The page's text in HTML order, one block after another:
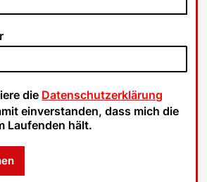
die Datenschutzerklärung
einverstanden, dass mich die
Laufenden hält.